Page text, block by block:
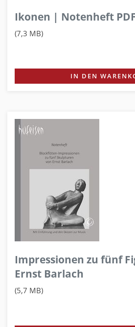
Ikonen | Notenheft
(7,3 MB)
IN DEN
Impressionen zu fünf
Ernst Barlach
(5,7 MB)